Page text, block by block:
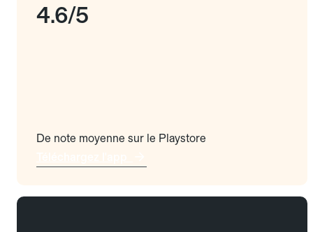
4.6/5
De note moyenne sur le Playstore